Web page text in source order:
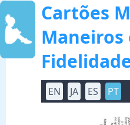
Cartões
Maneiros
EN JA ES PT